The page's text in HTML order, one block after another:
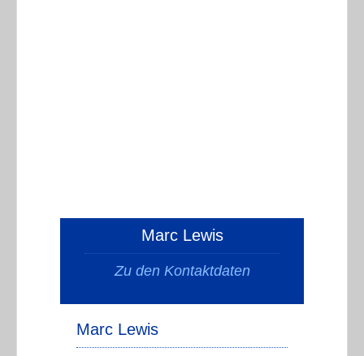
Marc Lewis
Zu den Kontaktdaten
Marc Lewis